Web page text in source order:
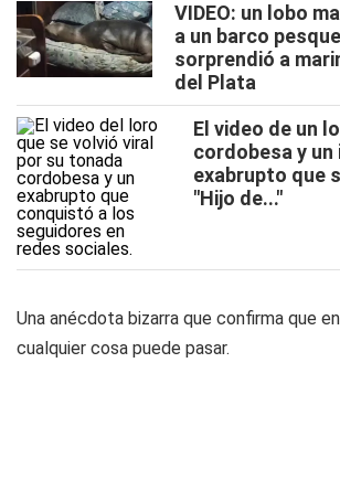
VIDEO: un lobo
a un barco
sorprendió a
del Plata
El video de un
cordobesa y
exabrupto que
"Hijo de..."
Una anécdota bizarra que confirma que
cualquier cosa puede pasar.